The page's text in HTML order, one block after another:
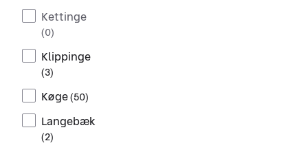
Kettinge
(0)
Klippinge
(3)
Køge(50)
Langebæk
(2)